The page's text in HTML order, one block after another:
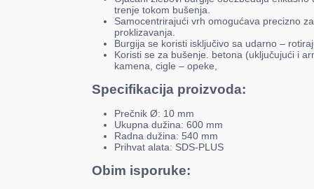
trenje tokom bušenja.
Samocentrirajući vrh omogućava precizno
proklizavanja.
Burgija se koristi isključivo sa udarno –
Koristi se za bušenje. betona (uključujući i
kamena, cigle – opeke,
Specifikacija proizvoda:
Prečnik Ø: 10 mm
Ukupna dužina: 600 mm
Radna dužina: 540 mm
Prihvat alata: SDS-PLUS
Obim isporuke: